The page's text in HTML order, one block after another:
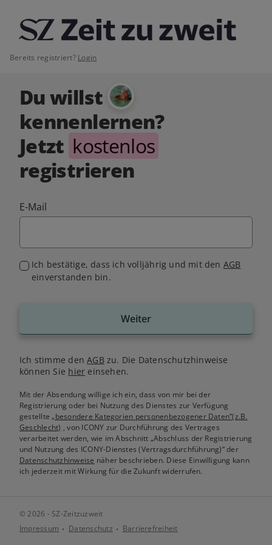
Bereits registriert? Login
Du willst
kennenlernen?
Jetzt kostenlos
registrieren
E-Mail
Ich bestätige, dass ich volljährig und mit den AGB
einverstanden bin.
Weiter
Ich stimme denAGB zu. Die Datenschutzhinweise
können Sie hier einsehen.
Mit der Absendung willige ich ein, dass von mir bei der
Registrierung oder bei Nutzung des Dienstes zur Verfügung
gestellte„besondere Kategorien personenbezogener Daten“(z.B.
Geschlecht) , von ICONY zur Durchführung des Vertrages
verarbeitet werden, wie im Abschnitt „Abschluss der Registrierung
und Nutzung des ICONY-Dienstes (Vertragsdurchführung)“ der
Datenschutzhinweise näher beschrieben. Diese Einwilligung kann
ich jederzeit mit Wirkung für die Zukunft widerrufen.
© 2026 - SZ-Zeitzuzweit
Impressum
Datenschutz Barrierefreiheit